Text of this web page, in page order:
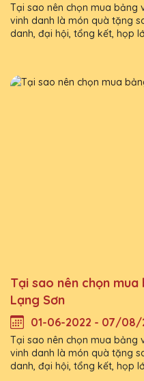
Tại sao nên chọn mua bảng
vinh danh là món quà tặng
danh, đại hội, tổng kết, họp
Tại sao nên chọn
Lạng Sơn
01-06-2022 - 07/08/
Tại sao nên chọn mua bảng
vinh danh là món quà tặng
danh, đại hội, tổng kết, họp